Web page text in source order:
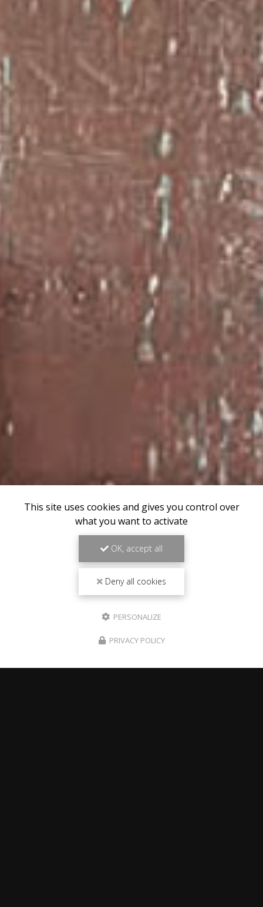
This site uses cookies and gives you control over
what you want to activate
OK, accept all
Deny all cookies
PERSONALIZE
PRIVACY POLICY